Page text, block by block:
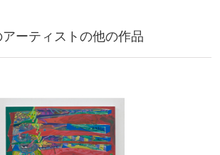
アーティストの他の作品